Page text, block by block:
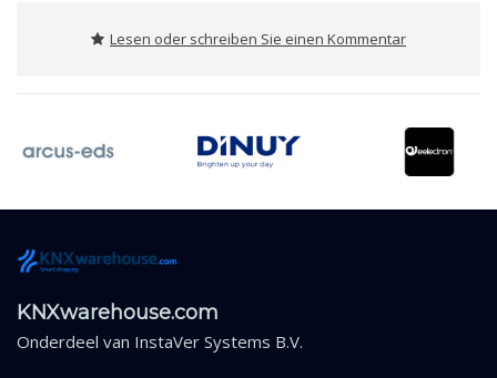
Lesen oder schreiben Sie einen Kommentar
KNXwarehouse.com
Onderdeel van InstaVer Systems B.V.